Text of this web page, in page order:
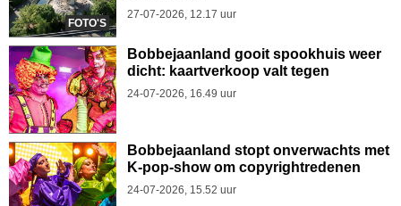
FOTO'S
27-07-2026, 12.17 uur
Bobbejaanland gooit spookhuis weer
dicht: kaartverkoop valt tegen
24-07-2026, 16.49 uur
Bobbejaanland stopt onverwachts met
K-pop-show om copyrightredenen
24-07-2026, 15.52 uur